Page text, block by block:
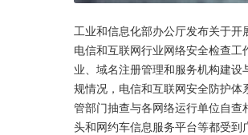
工业和信息化部办公厅发布关于
电信和互联网行业网络安全检查
业、域名注册管理和服务机构建
规情况，电信和互联网安全防护
管部门抽查与各网络运行单位自查
头和网约车信息服务平台等都受